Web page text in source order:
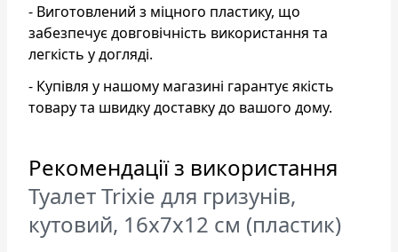
- Виготовлений з міцного пластику, що
забезпечує довговічність використання та
легкість у догляді.
- Купівля у нашому магазині гарантує якість
товару та швидку доставку до вашого дому.
Рекомендації з використання
Туалет Trixie для гризунів,
кутовий, 16x7x12 см (пластик)